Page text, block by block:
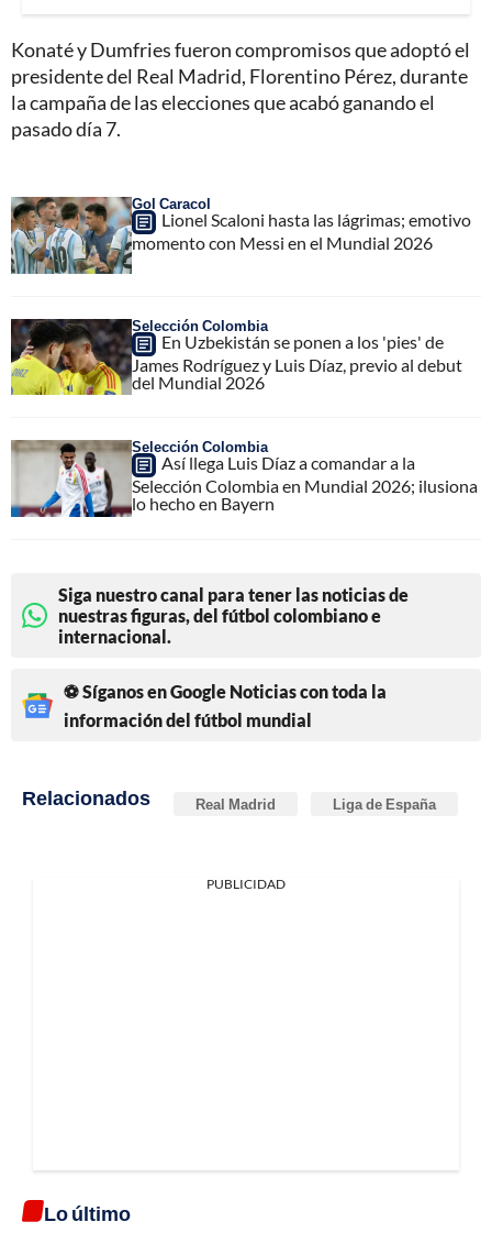
Konaté y Dumfries fueron compromisos que adoptó el
presidente del Real Madrid, Florentino Pérez, durante
la campaña de las elecciones que acabó ganando el
pasado día 7.
Gol Caracol
Lionel Scaloni hasta las lágrimas; emotivo
momento con Messi en el Mundial 2026
Selección Colombia
En Uzbekistán se ponen a los 'pies' de
James Rodríguez y Luis Díaz, previo al debut
del Mundial 2026
Selección Colombia
Así llega Luis Díaz a comandar a la
Selección Colombia en Mundial 2026; ilusiona
lo hecho en Bayern
Siga nuestro canal para tener las noticias de
nuestras figuras, del fútbol colombiano e
internacional.
⚽ Síganos en Google Noticias con toda la
información del fútbol mundial
Relacionados Real Madrid Liga de España
PUBLICIDAD
Lo último